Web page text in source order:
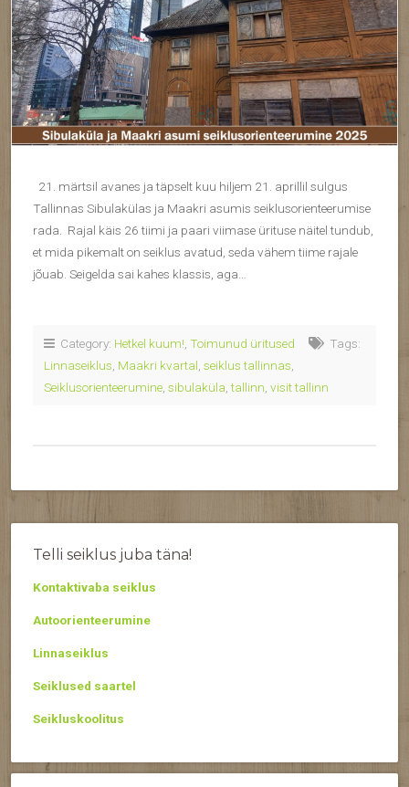
21. märtsil avanes ja täpselt kuu hiljem 21. aprillil sulgus
Tallinnas Sibulakülas ja Maakri asumis seiklusorienteerumise
rada. Rajal käis 26 tiimi ja paari viimase ürituse näitel tundub,
et mida pikemalt on seiklus avatud, seda vähem tiime rajale
jõuab. Seigelda sai kahes klassis, aga…
Category: Hetkel kuum! Toimunud üritused
Tags:
Linnaseiklus Maakri kvartal seiklus tallinnas
Seiklusorienteerumine sibulaküla ,tallinn visit tallinn
Telli seiklus juba täna!
Kontaktivaba seiklus
Autoorienteerumine
Linnaseiklus
Seiklused saartel
Seikluskoolitus